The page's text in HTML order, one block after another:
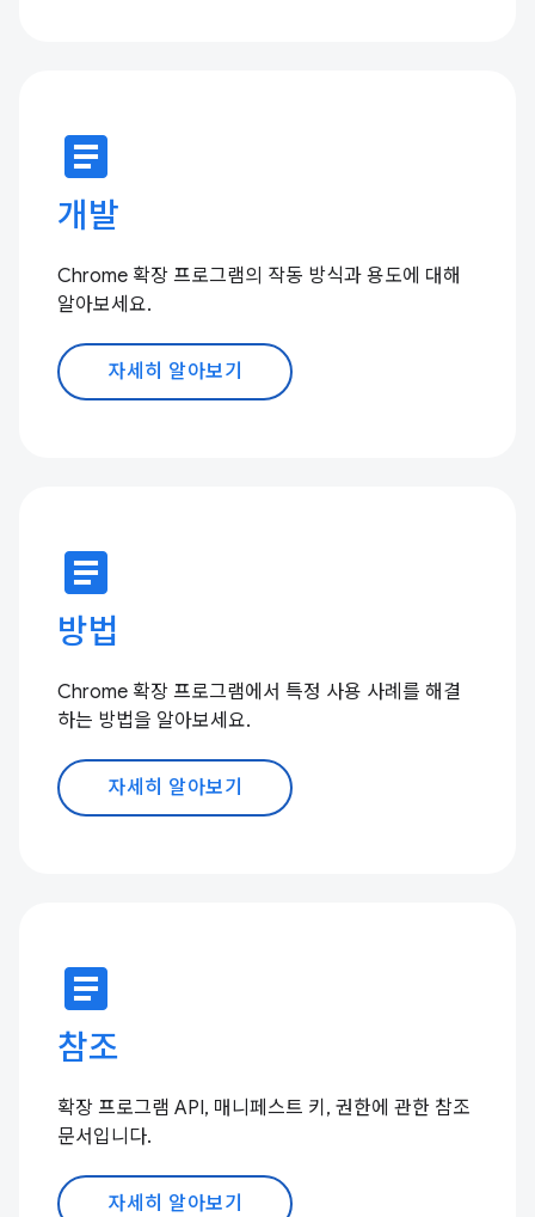
article
개발
Chrome 확장 프로그램의 작동 방식과 용도에 대해
알아보세요.
자세히 알아보기
article
방법
Chrome 확장 프로그램에서 특정 사용 사례를 해결
하는 방법을 알아보세요.
자세히 알아보기
article
참조
확장 프로그램 API, 매니페스트 키, 권한에 관한 참조
문서입니다.
자세히 알아보기